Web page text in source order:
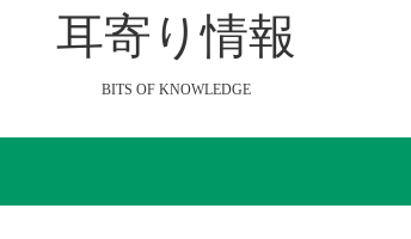
耳寄り情報
BITS OF KNOWLEDGE